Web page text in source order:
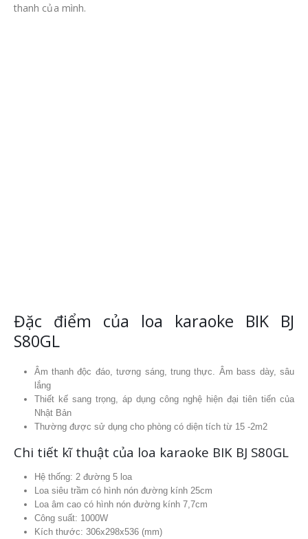
thanh của mình.
Đặc điểm của loa karaoke BIK BJ
S80GL
Âm thanh độc đáo, tương sáng, trung thực. Âm bass dày, sâu
lắng
Thiết kế sang trọng, áp dụng công nghệ hiện đại tiên tiến của
Nhật Bản
Thường được sử dụng cho phòng có diện tích từ 15 -2m2
Chi tiết kĩ thuật của loa karaoke BIK BJ S80GL
Hệ thống: 2 đường 5 loa
Loa siêu trầm có hình nón đường kính 25cm
Loa âm cao có hình nón đường kính 7,7cm
Công suất: 1000W
Kích thước: 306x298x536 (mm)